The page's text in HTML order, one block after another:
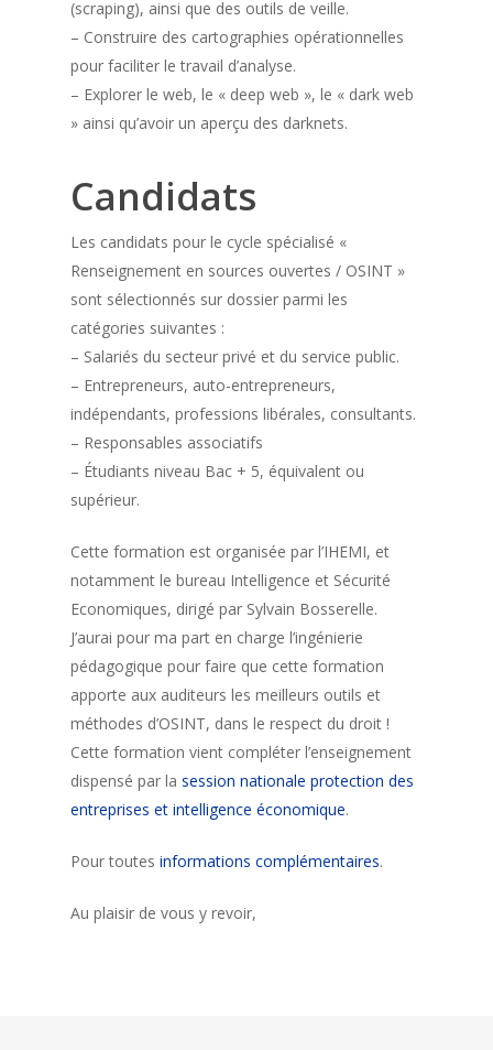
(scraping), ainsi que des outils de veille.
– Construire des cartographies opérationnelles
pour faciliter le travail d’analyse.
– Explorer le web, le « deep web », le « dark web
» ainsi qu’avoir un aperçu des darknets.
Candidats
Les candidats pour le cycle spécialisé «
Renseignement en sources ouvertes / OSINT »
sont sélectionnés sur dossier parmi les
catégories suivantes :
– Salariés du secteur privé et du service public.
– Entrepreneurs, auto-entrepreneurs,
indépendants, professions libérales, consultants.
– Responsables associatifs
– Étudiants niveau Bac + 5, équivalent ou
supérieur.
Cette formation est organisée par l’IHEMI, et
notamment le bureau Intelligence et Sécurité
Economiques, dirigé par Sylvain Bosserelle.
J’aurai pour ma part en charge l’ingénierie
pédagogique pour faire que cette formation
apporte aux auditeurs les meilleurs outils et
méthodes d’OSINT, dans le respect du droit !
Cette formation vient compléter l’enseignement
dispensé par la session nationale protection des
entreprises et intelligence économique.
Pour toutes informations complémentaires.
Au plaisir de vous y revoir,